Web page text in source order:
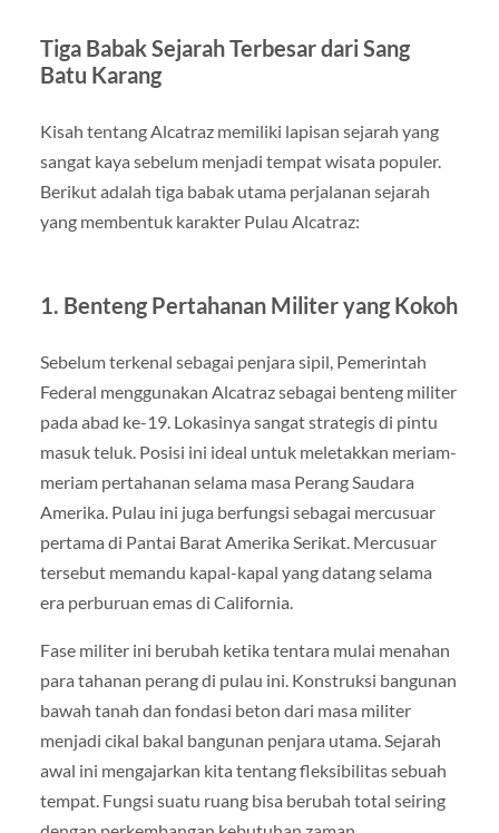
Tiga Babak Sejarah Terbesar dari Sang
Batu Karang
Kisah tentang Alcatraz memiliki lapisan sejarah yang
sangat kaya sebelum menjadi tempat wisata populer.
Berikut adalah tiga babak utama perjalanan sejarah
yang membentuk karakter Pulau Alcatraz:
1. Benteng Pertahanan Militer yang Kokoh
Sebelum terkenal sebagai penjara sipil, Pemerintah
Federal menggunakan Alcatraz sebagai benteng militer
pada abad ke-19. Lokasinya sangat strategis di pintu
masuk teluk. Posisi ini ideal untuk meletakkan meriam-
meriam pertahanan selama masa Perang Saudara
Amerika. Pulau ini juga berfungsi sebagai mercusuar
pertama di Pantai Barat Amerika Serikat. Mercusuar
tersebut memandu kapal-kapal yang datang selama
era perburuan emas di California.
Fase militer ini berubah ketika tentara mulai menahan
para tahanan perang di pulau ini. Konstruksi bangunan
bawah tanah dan fondasi beton dari masa militer
menjadi cikal bakal bangunan penjara utama. Sejarah
awal ini mengajarkan kita tentang fleksibilitas sebuah
tempat. Fungsi suatu ruang bisa berubah total seiring